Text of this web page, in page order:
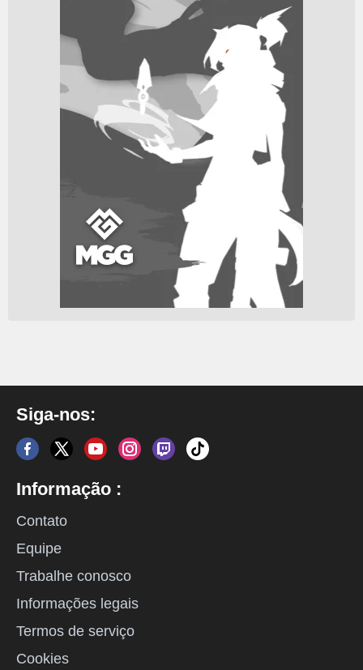
Siga-nos:
Informação :
Contato
Equipe
Trabalhe conosco
Informações legais
Termos de serviço
Cookies